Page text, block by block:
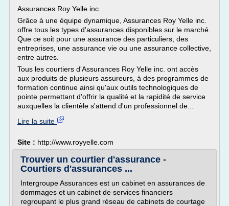
Assurances Roy Yelle inc.
Grâce à une équipe dynamique, Assurances Roy Yelle inc.
offre tous les types d'assurances disponibles sur le marché.
Que ce soit pour une assurance des particuliers, des
entreprises, une assurance vie ou une assurance collective,
entre autres.
Tous les courtiers d'Assurances Roy Yelle inc. ont accès
aux produits de plusieurs assureurs, à des programmes de
formation continue ainsi qu'aux outils technologiques de
pointe permettant d'offrir la qualité et la rapidité de service
auxquelles la clientèle s'attend d'un professionnel de...
Lire la suite
Site : http://www.royyelle.com
Trouver un courtier d'assurance -
Courtiers d'assurances ...
Intergroupe Assurances est un cabinet en assurances de
dommages et un cabinet de services financiers
regroupant le plus grand réseau de cabinets de courtage